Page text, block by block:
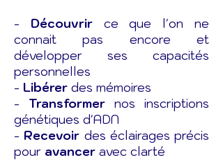
- Découvrirce que l'on ne
connait pas encore et
développer ses capacités
personnelles
- Libérer des mémoires
- Transformer nos inscriptions
génétiques d'ADN
- Recevoir des éclairages précis
pour avancer avec clarté​